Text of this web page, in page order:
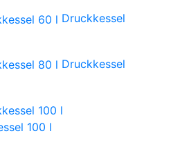
Druckkessel
Druckkessel
100 l